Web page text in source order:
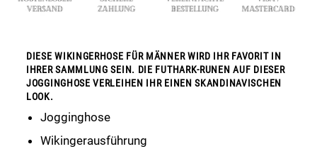
DIESE WIKINGERHOSE FÜR MÄNNER WIRD IHR FAVORIT IN
IHRER SAMMLUNG SEIN. DIE FUTHARK-RUNEN AUF DIESER
JOGGINGHOSE VERLEIHEN IHR EINEN SKANDINAVISCHEN
LOOK.
Jogginghose
Wikingerausführung